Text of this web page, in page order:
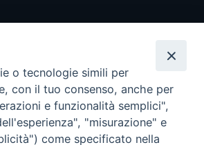
o tecnologie simili per
con il tuo consenso, anche per
e funzionalità semplici",
"misurazione" e
come specificato nella